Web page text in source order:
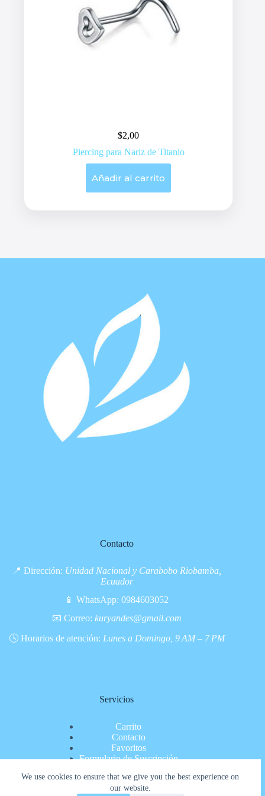
We use cookies to ensure that we give you the best experience on
our website.
$2,00
Piercing para Nariz de Titanio
Añadir al carrito
Contacto
📍 Dirección: Unidad Nacional y Carabobo Riobamba,
Ecuador
📱 WhatsApp:0984603052
📧 Correo: kuryandes@gmail.com
🕓 Horarios de atención: Lunes a Domingo, 9 AM – 7 PM
Servicios
Carrito
Contacto
Favoritos
Formulario de Suscripción
Nosotros
Pagina de pago